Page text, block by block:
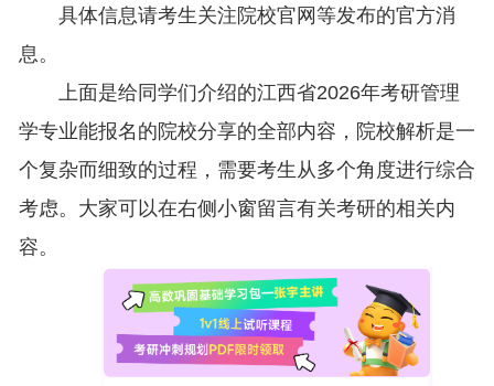
具体信息请考生关注院校官网等发布的官方消
息。
上面是给同学们介绍的江西省2026年考研管理
学专业能报名的院校分享的全部内容，院校解析是一
个复杂而细致的过程，需要考生从多个角度进行综合
考虑。大家可以在右侧小窗留言有关考研的相关内
容。